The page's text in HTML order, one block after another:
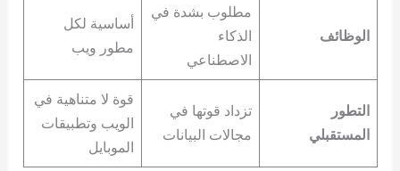
الوظائف
مطلوب بشدة في
الذكاء
الاصطناعي
أساسية لكل
مطور ويب
التطور
المستقبلي
تزداد قوتها في
مجالات البيانات
قوة لا متناهية في
الويب وتطبيقات
الموبايل